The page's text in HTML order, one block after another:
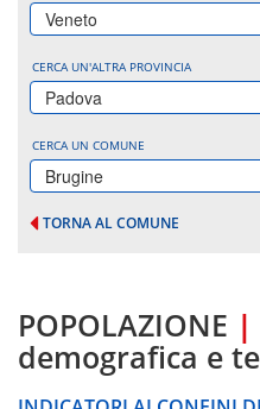
Veneto
CERCA UN'ALTRA PROVINCIA
Padova
CERCA UN COMUNE
Brugine
TORNA AL COMUNE
POPOLAZIONE |
demografica e